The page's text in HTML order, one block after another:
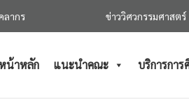
ลากร ข่าววิศวกรรมศาสตร์
น้าหลัก แนะนำคณะ บริการการ